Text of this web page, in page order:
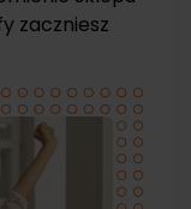
zaczniesz